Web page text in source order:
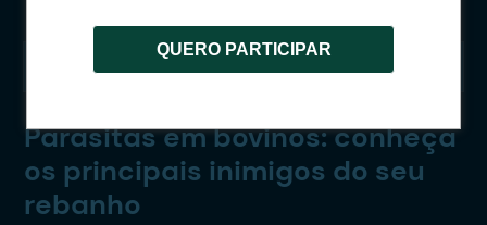
QUERO PARTICIPAR
CATEGORIA:GADO DE CORTE|GADO DE LEITE
Parasitas em bovinos: conheça
os principais inimigos do seu
rebanho